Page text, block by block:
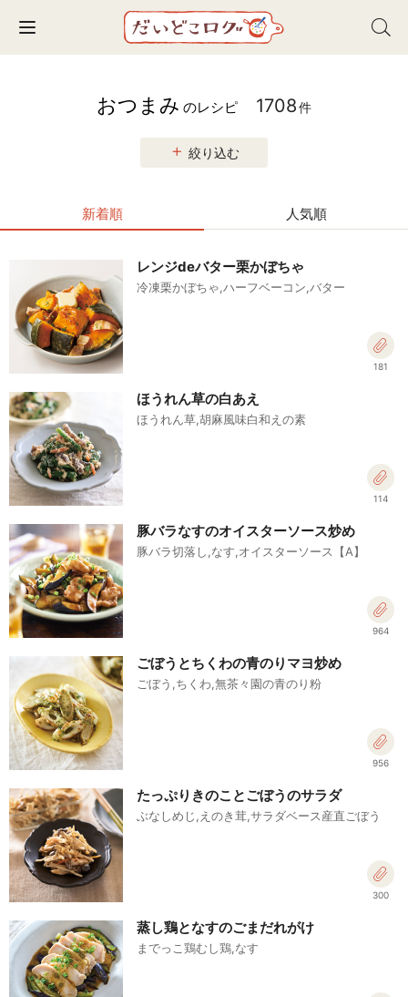
Toggle navigation
おつまみ のレシピ 1708件
絞り込む
新着順 人気順
レンジdeバター栗かぼちゃ
冷凍栗かぼちゃ,ハーフベーコン,バター
181
ほうれん草の白あえ
ほうれん草,胡麻風味白和えの素
114
豚バラなすのオイスターソース炒め
豚バラ切落し,なす,オイスターソース【A】
964
ごぼうとちくわの青のりマヨ炒め
ごぼう,ちくわ,無茶々園の青のり粉
956
たっぷりきのことごぼうのサラダ
ぶなしめじ,えのき茸,サラダベース産直ごぼう
300
蒸し鶏となすのごまだれがけ
までっこ鶏むし鶏,なす